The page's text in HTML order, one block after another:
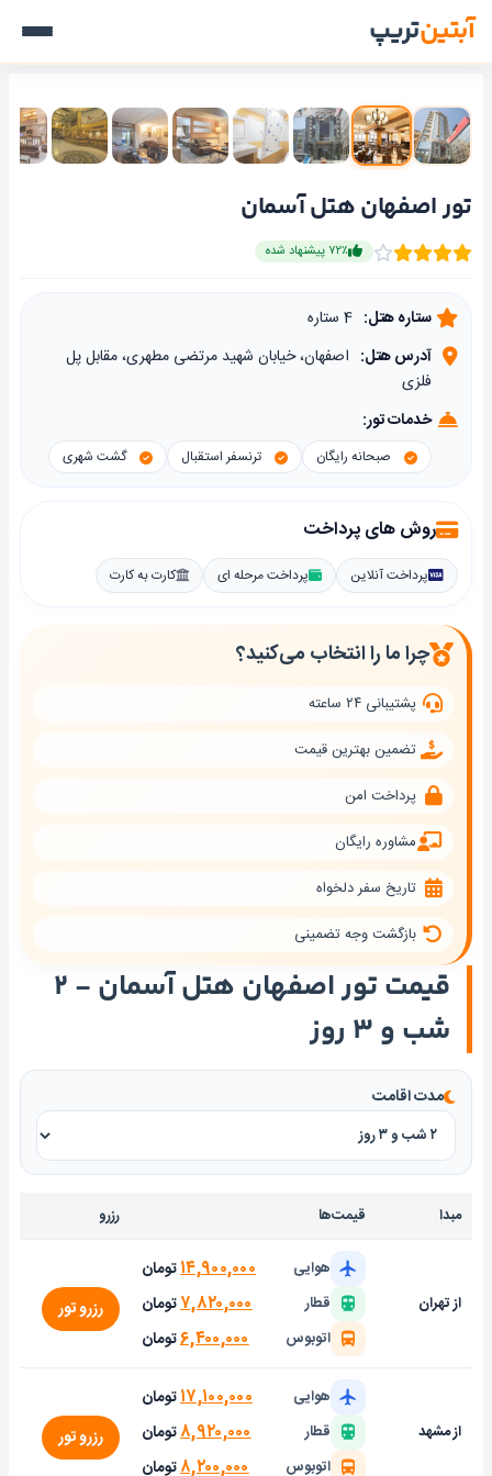
آبتینتریپ
قیمت تور اصفهان هتل آسمان - ۲
شب و ۳ روز
مدت اقامت
مبدا قیمت‌ها رزرو
از تهران
هوایی ۱۴,۹۰۰,۰۰۰تومان
قطار ۷,۸۲۰,۰۰۰تومان
اتوبوس ۶,۴۰۰,۰۰۰تومان
رزرو تور
از مشهد
هوایی ۱۷,۱۰۰,۰۰۰تومان
قطار ۸,۹۲۰,۰۰۰تومان
اتوبوس ۸,۲۰۰,۰۰۰تومان
رزرو تور
تور اصفهان هتل آسمان
۷۲٪ پیشنهاد شده
ستاره هتل:
آدرس هتل: اصفهان، خيابان شهید مرتضی مطهری، مقابل پل
فلزی
خدمات تور:
صبحانه رایگان ترنسفر استقبال گشت شهری
روش های پرداخت
پرداخت آنلاین پرداخت مرحله ای کارت به کارت
چرا ما را انتخاب می‌کنید؟
پشتیبانی ۲۴ ساعته
تضمین بهترین قیمت
پرداخت امن
مشاوره رایگان
تاریخ سفر دلخواه
بازگشت وجه تضمینی